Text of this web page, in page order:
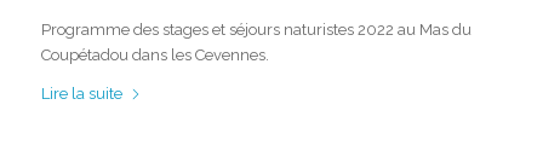
Programme des stages et séjours naturistes 2022 au Mas du
Coupétadou dans les Cevennes.
Lire la suite